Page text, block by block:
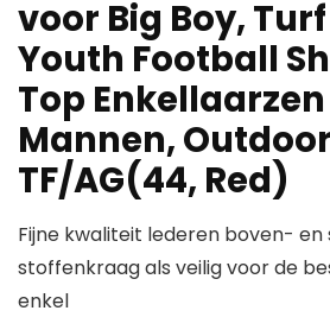
voor Big Boy,
Youth Football
Top
Mannen,
TF/AG(44, Red)
Fijne kwaliteit lederen boven-
stoffenkraag als veilig voor de
enkel